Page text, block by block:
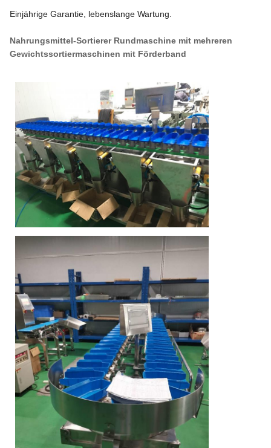
Einjährige Garantie, lebenslange Wartung.
Nahrungsmittel-Sortierer Rundmaschine mit mehreren
Gewichtssortiermaschinen mit Förderband